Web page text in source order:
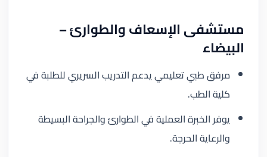
مستشفى الإسعاف والطوارئ –
البيضاء
مرفق طبي تعليمي يدعم التدريب السريري للطلبة في
كلية الطب.
يوفر الخبرة العملية في الطوارئ والجراحة البسيطة
والرعاية الحرجة.